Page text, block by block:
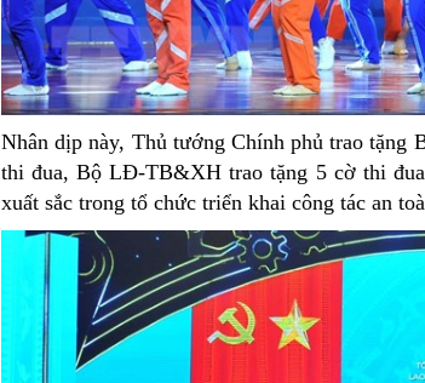
Nhân dịp này, Thủ tướng Chính phủ trao tặng
thi đua, Bộ LĐ-TB&XH trao tặng 5 cờ thi đua
xuất sắc trong tổ chức triển khai công tác an